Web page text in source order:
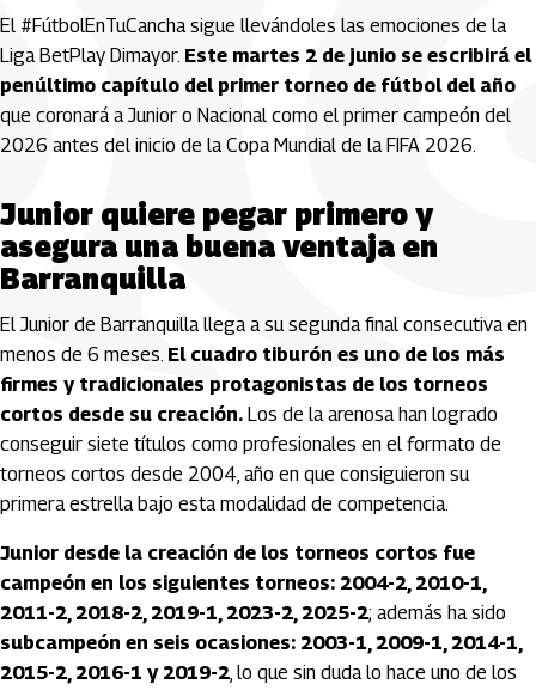
El #FútbolEnTuCancha sigue llevándoles las emociones de la
Liga BetPlay Dimayor. Este martes 2 de junio se escribirá el
penúltimo capítulo del primer torneo de fútbol del año
que coronará a Junior o Nacional como el primer campeón del
2026 antes del inicio de la Copa Mundial de la FIFA 2026.
Junior quiere pegar primero y
asegura una buena ventaja en
Barranquilla
El Junior de Barranquilla llega a su segunda final consecutiva en
menos de 6 meses. El cuadro tiburón es uno de los más
firmes y tradicionales protagonistas de los torneos
cortos desde su creación. Los de la arenosa han logrado
conseguir siete títulos como profesionales en el formato de
torneos cortos desde 2004, año en que consiguieron su
primera estrella bajo esta modalidad de competencia.
Junior desde la creación de los torneos cortos fue
campeón en los siguientes torneos: 2004-2, 2010-1,
2011-2, 2018-2, 2019-1, 2023-2, 2025-2; además ha sido
subcampeón en seis ocasiones: 2003-1, 2009-1, 2014-1,
2015-2, 2016-1 y 2019-2, lo que sin duda lo hace uno de los